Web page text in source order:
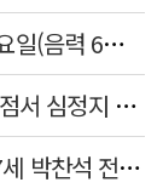
[더사주 오늘의 띠별 운세] <8월 8일 토요일(음력 6월26일)>
달서소방서 펌뷸런스 대원들, 시장 음식점서 심정지 환자 생명 살려
[털보기자의 '그사람']"一生이 모험" 87세 박찬석 전 경북대 총장